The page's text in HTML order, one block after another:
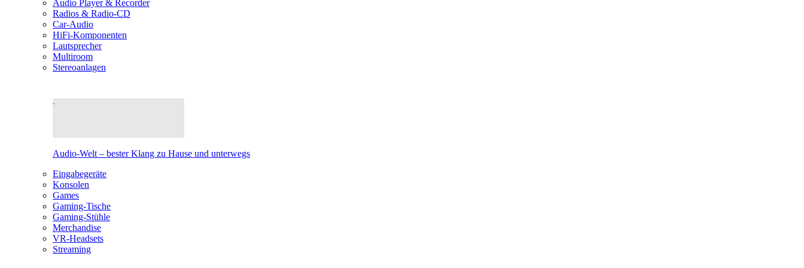
Audio Player & Recorder
Radios & Radio-CD
Car-Audio
HiFi-Komponenten
Lautsprecher
Multiroom
Stereoanlagen
Audio-Welt – bester Klang zu Hause und unterwegs
Eingabegeräte
Konsolen
Games
Gaming-Tische
Gaming-Stühle
Merchandise
VR-Headsets
Streaming